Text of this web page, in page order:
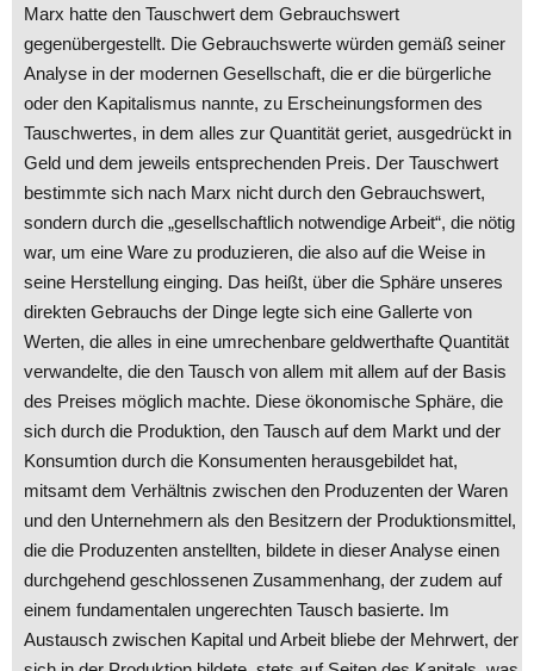
Marx hatte den Tauschwert dem Gebrauchswert
gegenübergestellt. Die Gebrauchswerte würden gemäß seiner
Analyse in der modernen Gesellschaft, die er die bürgerliche
oder den Kapitalismus nannte, zu Erscheinungsformen des
Tauschwertes, in dem alles zur Quantität geriet, ausgedrückt in
Geld und dem jeweils entsprechenden Preis. Der Tauschwert
bestimmte sich nach Marx nicht durch den Gebrauchswert,
sondern durch die „gesellschaftlich notwendige Arbeit“, die nötig
war, um eine Ware zu produzieren, die also auf die Weise in
seine Herstellung einging. Das heißt, über die Sphäre unseres
direkten Gebrauchs der Dinge legte sich eine Gallerte von
Werten, die alles in eine umrechenbare geldwerthafte Quantität
verwandelte, die den Tausch von allem mit allem auf der Basis
des Preises möglich machte. Diese ökonomische Sphäre, die
sich durch die Produktion, den Tausch auf dem Markt und der
Konsumtion durch die Konsumenten herausgebildet hat,
mitsamt dem Verhältnis zwischen den Produzenten der Waren
und den Unternehmern als den Besitzern der Produktionsmittel,
die die Produzenten anstellten, bildete in dieser Analyse einen
durchgehend geschlossenen Zusammenhang, der zudem auf
einem fundamentalen ungerechten Tausch basierte. Im
Austausch zwischen Kapital und Arbeit bliebe der Mehrwert, der